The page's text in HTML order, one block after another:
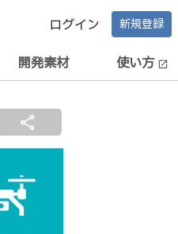
ログイン 新規登録
開発素材 使い方 open_in_new
share